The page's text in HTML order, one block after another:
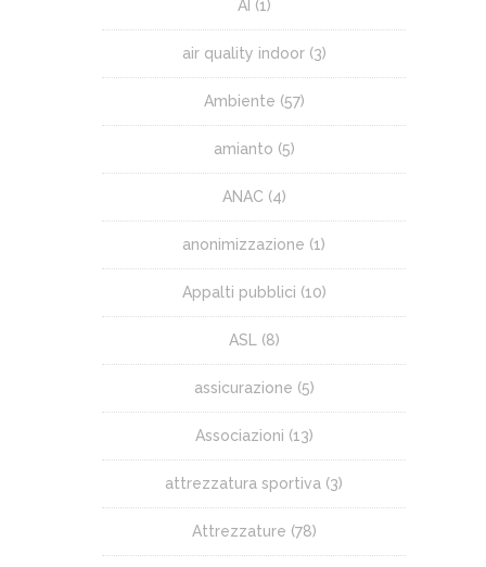
AI (1)
air quality indoor(3)
Ambiente (57)
amianto (5)
ANAC (4)
anonimizzazione (1)
Appalti pubblici (10)
ASL (8)
assicurazione (5)
Associazioni (13)
attrezzatura sportiva (3)
Attrezzature (78)